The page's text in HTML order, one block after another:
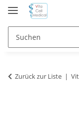
Zurück zur Liste